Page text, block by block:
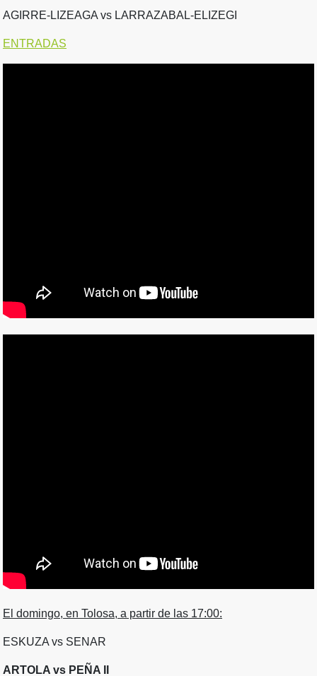
AGIRRE-LIZEAGA vs LARRAZABAL-ELIZEGI
ENTRADAS
El domingo, en Tolosa, a partir de las 17:00:
ESKUZA vs SENAR
ARTOLA vs PEÑA II